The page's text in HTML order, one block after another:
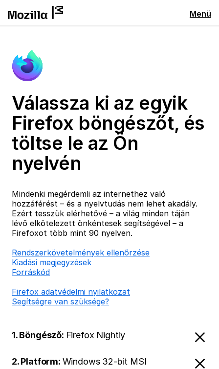
Menü
Válassza ki az egyik
Firefox böngészőt, és
töltse le az Ön
nyelvén
Mindenki megérdemli az internethez való
hozzáférést – és a nyelvtudás nem lehet akadály.
Ezért tesszük elérhetővé – a világ minden táján
lévő elkötelezett önkéntesek segítségével – a
Firefoxot több mint 90 nyelven.
Rendszerkövetelmények ellenőrzése
Kiadási megjegyzések
Forráskód
Firefox adatvédelmi nyilatkozat
Segítségre van szüksége?
1. Böngésző: Firefox Nightly
2. Platform: Windows 32-bit MSI